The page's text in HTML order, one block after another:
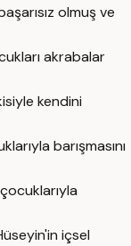
olmuş ve
akrabalar
kendini
barışmasını
içsel